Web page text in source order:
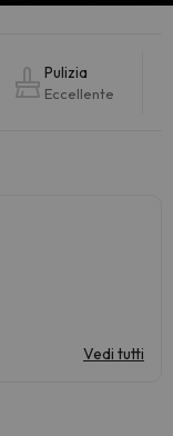
Pulizia
Eccellente
Vedi tutti